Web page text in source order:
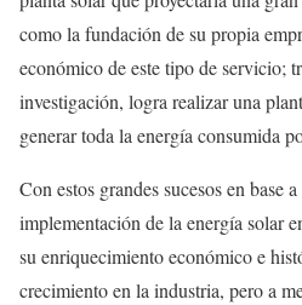
como la fundación de su propia
económico de este tipo de servicio;
investigación, logra realizar una
generar toda la energía consumida
Con estos grandes sucesos en base
implementación de la energía solar
su enriquecimiento económico e
crecimiento en la industria, pero a